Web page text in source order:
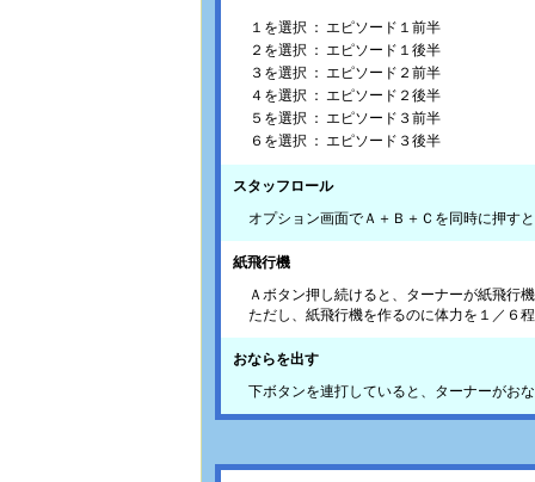
１を選択 ： エピソード１前半
２を選択 ： エピソード１後半
３を選択 ： エピソード２前半
４を選択 ： エピソード２後半
５を選択 ： エピソード３前半
６を選択 ： エピソード３後半
スタッフロール
オプション画面でＡ＋Ｂ＋Ｃを同時に押す
紙飛行機
Ａボタン押し続けると、ターナーが紙飛行
ただし、紙飛行機を作るのに体力を１／６
おならを出す
下ボタンを連打していると、ターナーがお